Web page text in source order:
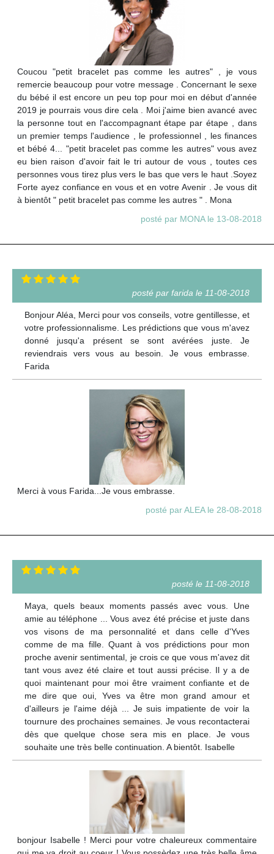
Coucou "petit bracelet pas comme les autres" , je vous
remercie beaucoup pour votre message . Concernant le sexe
du bébé il est encore un peu top pour moi en début d'année
2019 je pourrais vous dire cela . Moi j'aime bien avancé avec
la personne tout en l'accompagnant étape par étape , dans
un premier temps l'audience , le professionnel , les finances
et bébé 4... "petit bracelet pas comme les autres" vous avez
eu bien raison d'avoir fait le tri autour de vous , toutes ces
personnes vous tirez plus vers le bas que vers le haut .Soyez
Forte ayez confiance en vous et en votre Avenir . Je vous dit
à bientôt " petit bracelet pas comme les autres " . Mona
posté par MONA le 13-08-2018
posté par farida le 11-08-2018
Bonjour Aléa, Merci pour vos conseils, votre gentillesse, et
votre professionnalisme. Les prédictions que vous m'avez
donné jusqu'a présent se sont avérées juste. Je
reviendrais vers vous au besoin. Je vous embrasse.
Farida
Merci à vous Farida...Je vous embrasse.
posté par ALEA le 28-08-2018
posté le 11-08-2018
Maya, quels beaux moments passés avec vous. Une
amie au téléphone ... Vous avez été précise et juste dans
vos visons de ma personnalité et dans celle d'Yves
comme de ma fille. Quant à vos prédictions pour mon
proche avenir sentimental, je crois ce que vous m'avez dit
tant vous avez été claire et tout aussi précise. Il y a de
quoi maintenant pour moi être vraiment confiante et de
me dire que oui, Yves va être mon grand amour et
d'ailleurs je l'aime déjà ... Je suis impatiente de voir la
tournure des prochaines semaines. Je vous recontacterai
dès que quelque chose sera mis en place. Je vous
souhaite une très belle continuation. A bientôt. Isabelle
bonjour Isabelle ! Merci pour votre chaleureux commentaire